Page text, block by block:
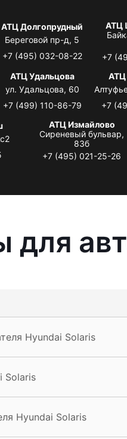
АТЦ Долгопрудный
Береговой пр-д, 5
+7 (495) 032-08-22
АТЦ
+7
АТЦ Удальцова
ул. Удальцова, 60
+7 (499) 110-86-79
АТЦ
+7
АТЦ Измайлово
Сиреневый бульвар,
83б
+7 (495) 021-25-26
для
Hyundai Solaris
Solaris
Hyundai Solaris